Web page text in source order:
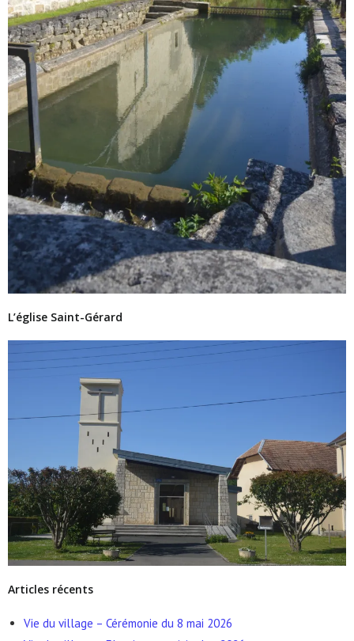
L’église Saint-Gérard
Articles récents
Vie du village – Cérémonie du 8 mai 2026